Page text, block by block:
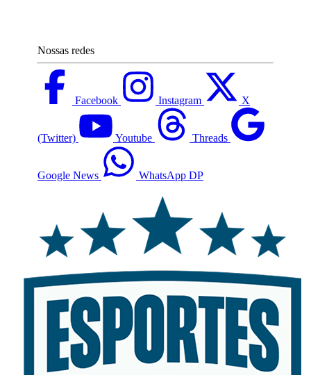
Nossas redes
Facebook Instagram X
(Twitter) Youtube Threads
Google News WhatsApp DP